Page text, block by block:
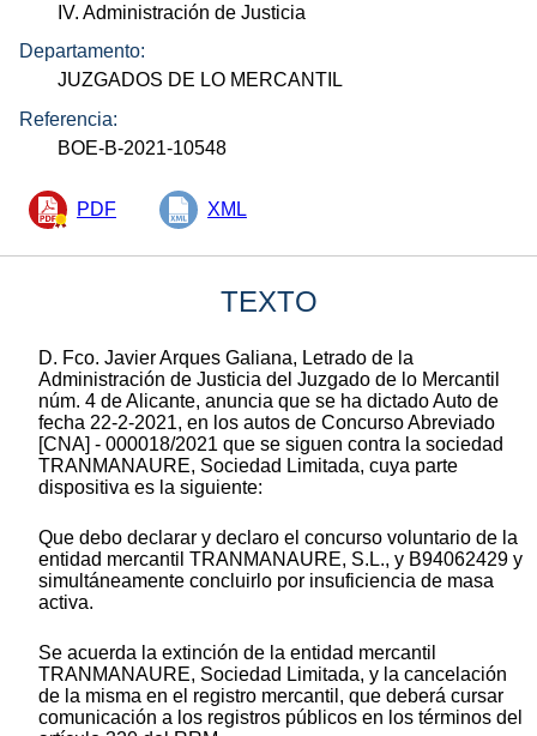
IV. Administración de Justicia
Departamento:
JUZGADOS DE LO MERCANTIL
Referencia:
BOE-B-2021-10548
PDF XML
TEXTO
D. Fco. Javier Arques Galiana, Letrado de la
Administración de Justicia del Juzgado de lo Mercantil
núm. 4 de Alicante, anuncia que se ha dictado Auto de
fecha 22-2-2021, en los autos de Concurso Abreviado
[CNA] - 000018/2021 que se siguen contra la sociedad
TRANMANAURE, Sociedad Limitada, cuya parte
dispositiva es la siguiente:
Que debo declarar y declaro el concurso voluntario de la
entidad mercantil TRANMANAURE, S.L., y B94062429 y
simultáneamente concluirlo por insuficiencia de masa
activa.
Se acuerda la extinción de la entidad mercantil
TRANMANAURE, Sociedad Limitada, y la cancelación
de la misma en el registro mercantil, que deberá cursar
comunicación a los registros públicos en los términos del